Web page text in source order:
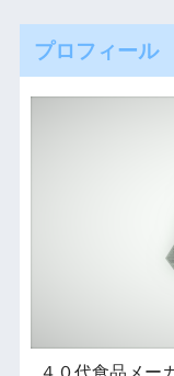
プロフィール